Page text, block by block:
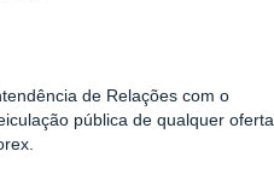
de Relações com o
pública de qualquer oferta